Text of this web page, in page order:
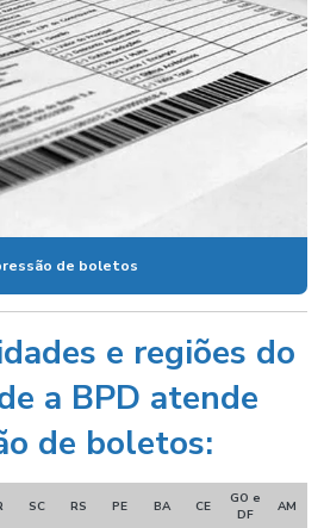
de boletos
e regiões do
a BPD atende
de boletos:
SC RS PE BA CE
GO e
DF
AM